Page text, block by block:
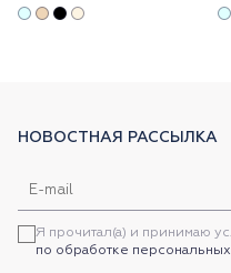
НОВОСТНАЯ РАССЫЛКА
Я прочитал(а) и принимаю
по обработке